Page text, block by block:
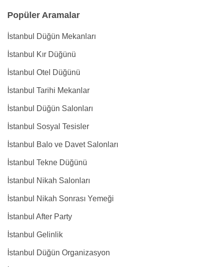
Popüler Aramalar
İstanbul Düğün Mekanları
İstanbul Kır Düğünü
İstanbul Otel Düğünü
İstanbul Tarihi Mekanlar
İstanbul Düğün Salonları
İstanbul Sosyal Tesisler
İstanbul Balo ve Davet Salonları
İstanbul Tekne Düğünü
İstanbul Nikah Salonları
İstanbul Nikah Sonrası Yemeği
İstanbul After Party
İstanbul Gelinlik
İstanbul Düğün Organizasyon